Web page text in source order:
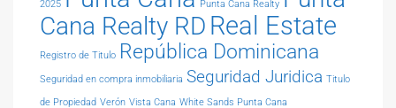
2025 Punta Cana Realty
Cana Realty RD Real Estate
Registro de Titulo República Dominicana
Seguridad en compra inmobiliaria Seguridad Juridica Titulo
de Propiedad Verón Vista Cana White Sands Punta Cana